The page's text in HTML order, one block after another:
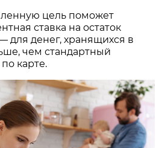
цель поможет
ставка на остаток
для денег, хранящихся в
чем стандартный
карте.